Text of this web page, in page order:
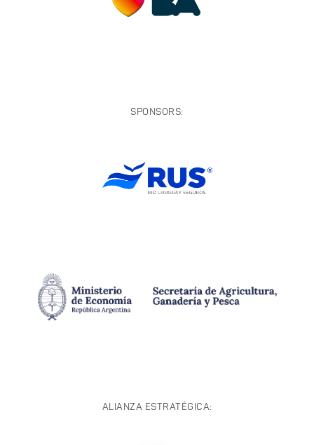
SPONSORS:
ALIANZA ESTRATÉGICA: